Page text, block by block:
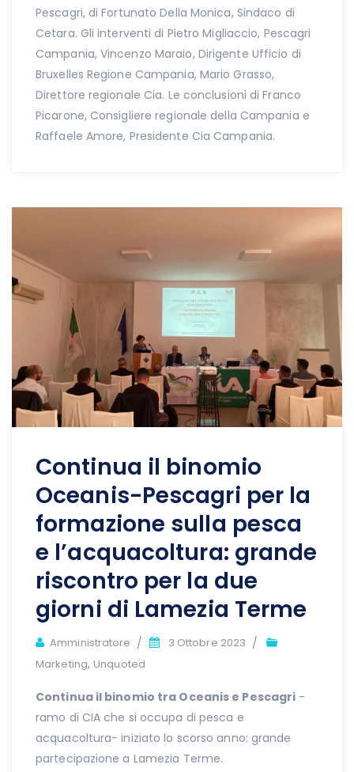
Pescagri, di Fortunato Della Monica, Sindaco di
Cetara. Gli interventi di Pietro Migliaccio, Pescagri
Campania, Vincenzo Maraio, Dirigente Ufficio di
Bruxelles Regione Campania, Mario Grasso,
Direttore regionale Cia. Le conclusioni di Franco
Picarone, Consigliere regionale della Campania e
Raffaele Amore, Presidente Cia Campania.
Continua il binomio
Oceanis-Pescagri per la
formazione sulla pesca
e l’acquacoltura: grande
riscontro per la due
giorni di Lamezia Terme
Author
Amministratore
3 Ottobre 2023
Marketing, Unquoted
Continua il binomio tra Oceanis e Pescagri -
ramo di CIA che si occupa di pesca e
acquacoltura- iniziato lo scorso anno: grande
partecipazione a Lamezia Terme.